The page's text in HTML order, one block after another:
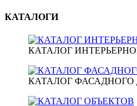
КАТАЛОГИ
КАТАЛОГ
КАТАЛОГ ФАСАДНОГО